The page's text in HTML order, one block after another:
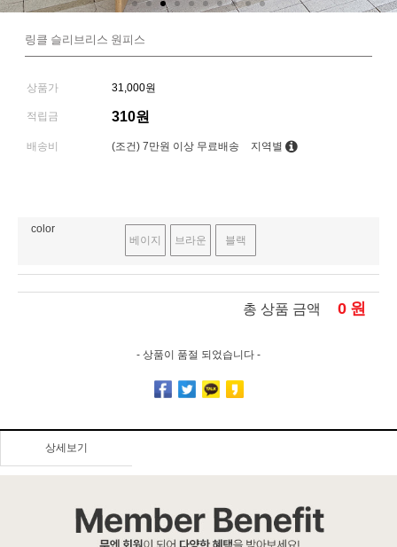
링클 슬리브리스 원피스
상품가 31,000원
적립금 310원
배송비 (조건) 7만원 이상 무료배송 지역별
color
베이지
브라운 블랙
총 상품 금액 0 원
- 상품이 품절 되었습니다 -
상세보기